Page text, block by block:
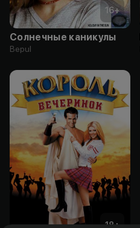
16+
Солнечные каникулы
Bepul
18+